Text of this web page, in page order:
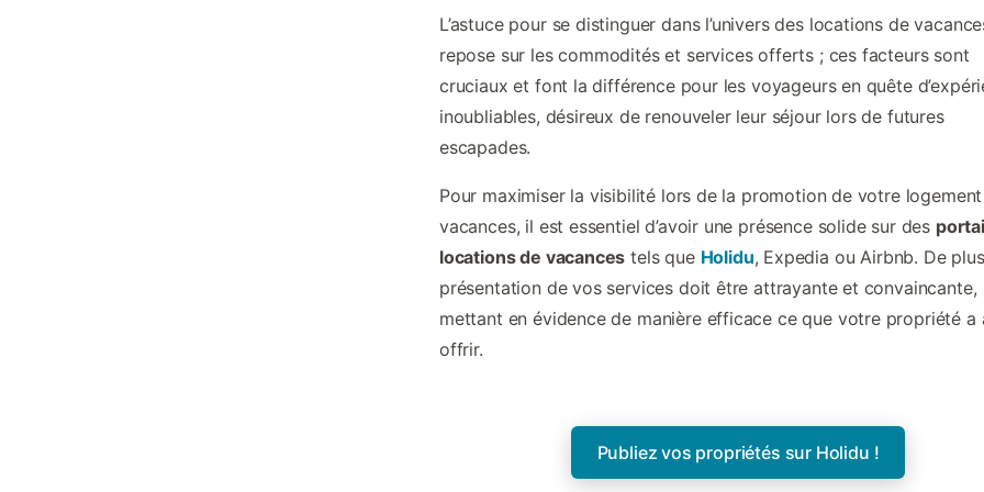
L’astuce pour se distinguer dans l’univers des locations de
repose sur les commodités et services offerts ; ces facteurs sont
cruciaux et font la différence pour les voyageurs en quête
inoubliables, désireux de renouveler leur séjour lors de futures
escapades.
Pour maximiser la visibilité lors de la promotion de votre
vacances, il est essentiel d’avoir une présence solide sur des
locations de vacances tels que Holidu, Expedia ou Airbnb. De
présentation de vos services doit être attrayante et convaincante,
mettant en évidence de manière efficace ce que votre propriété a
offrir.
Publiez vos propriétés sur Holidu !